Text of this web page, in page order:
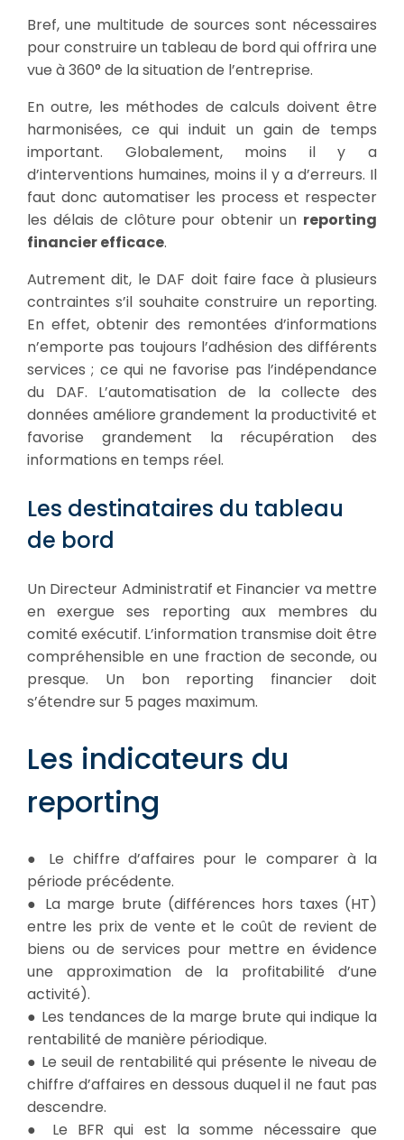
Bref, une multitude de sources sont nécessaires
pour construire un tableau de bord qui offrira une
vue à 360° de la situation de l’entreprise.
En outre, les méthodes de calculs doivent être
harmonisées, ce qui induit un gain de temps
important. Globalement, moins il y a
d’interventions humaines, moins il y a d’erreurs. Il
faut donc automatiser les process et respecter
les délais de clôture pour obtenir un reporting
financier efficace.
Autrement dit, le DAF doit faire face à plusieurs
contraintes s’il souhaite construire un reporting.
En effet, obtenir des remontées d’informations
n’emporte pas toujours l’adhésion des différents
services ; ce qui ne favorise pas l’indépendance
du DAF. L’automatisation de la collecte des
données améliore grandement la productivité et
favorise grandement la récupération des
informations en temps réel.
Les destinataires du tableau
de bord
Un Directeur Administratif et Financier va mettre
en exergue ses reporting aux membres du
comité exécutif. L’information transmise doit être
compréhensible en une fraction de seconde, ou
presque. Un bon reporting financier doit
s’étendre sur 5 pages maximum.
Les indicateurs du
reporting
● Le chiffre d’affaires pour le comparer à la
période précédente.
● La marge brute (différences hors taxes (HT)
entre les prix de vente et le coût de revient de
biens ou de services pour mettre en évidence
une approximation de la profitabilité d’une
activité).
● Les tendances de la marge brute qui indique la
rentabilité de manière périodique.
● Le seuil de rentabilité qui présente le niveau de
chiffre d’affaires en dessous duquel il ne faut pas
descendre.
● Le BFR qui est la somme nécessaire que